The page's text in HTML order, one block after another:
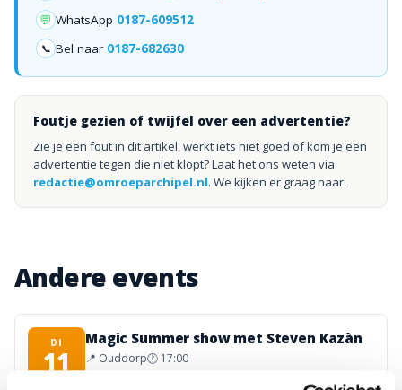
💬 WhatsApp 0187-609512
📞 Bel naar 0187-682630
Foutje gezien of twijfel over een advertentie?
Zie je een fout in dit artikel, werkt iets niet goed of kom je een
advertentie tegen die niet klopt? Laat het ons weten via
redactie@omroeparchipel.nl. We kijken er graag naar.
Andere events
DI
11
Magic Summer show met Steven Kazàn
📍 Ouddorp🕐 17:00